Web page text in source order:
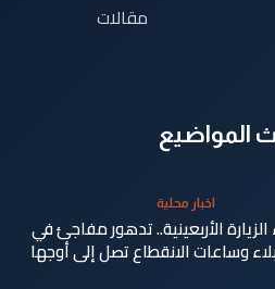
مقالات
المواضيع
اخبار محلية
الزيارة الأربعينية.. تدهور مفاجئ في
وساعات الانقطاع تصل إلى أوجها